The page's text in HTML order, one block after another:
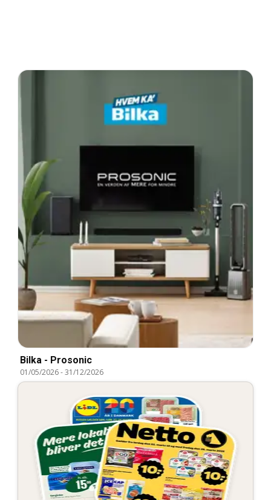
Bilka - Prosonic
01/05/2026-31/12/2026